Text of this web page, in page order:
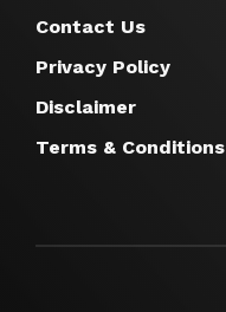
Contact Us
Privacy Policy
Disclaimer
Terms & Conditions